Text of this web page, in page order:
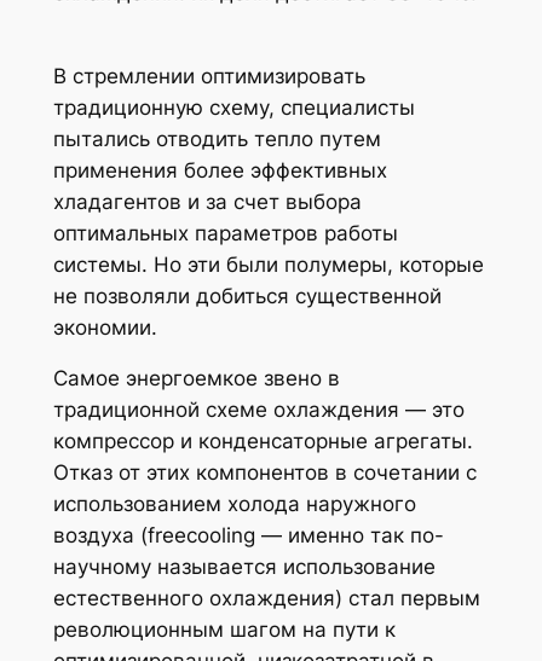
В стремлении оптимизировать
традиционную схему, специалисты
пытались отводить тепло путем
применения более эффективных
хладагентов и за счет выбора
оптимальных параметров работы
системы. Но эти были полумеры, которые
не позволяли добиться существенной
экономии.
Самое энергоемкое звено в
традиционной схеме охлаждения — это
компрессор и конденсаторные агрегаты.
Отказ от этих компонентов в сочетании с
использованием холода наружного
воздуха (freecooling — именно так по-
научному называется использование
естественного охлаждения) стал первым
революционным шагом на пути к